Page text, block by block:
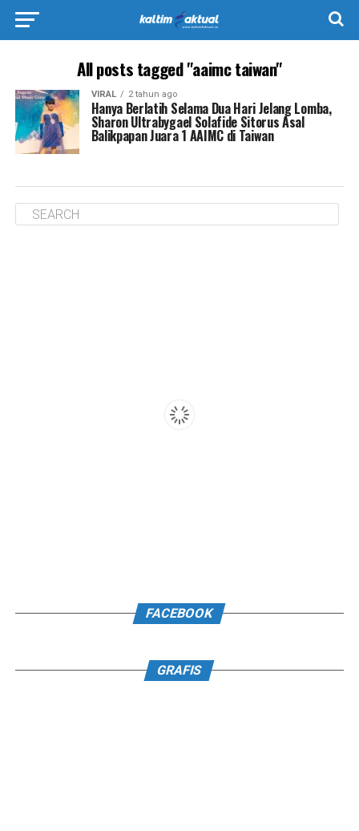
All posts tagged "aaimc taiwan"
VIRAL 2 tahun ago
Hanya Berlatih Selama Dua Hari Jelang Lomba,
Sharon Ultrabygael Solafide Sitorus Asal
Balikpapan Juara 1 AAIMC di Taiwan
FACEBOOK
GRAFIS